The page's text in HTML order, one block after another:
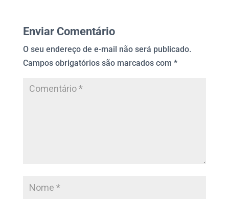
Enviar Comentário
O seu endereço de e-mail não será publicado.
Campos obrigatórios são marcados com *